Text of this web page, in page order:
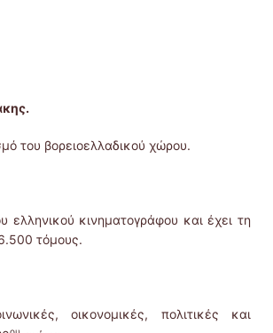
του βορειοελλαδικού χώρου.
ελληνικού κινηματογράφου και έχει τη
τόμους.
οικονομικές, πολιτικές και